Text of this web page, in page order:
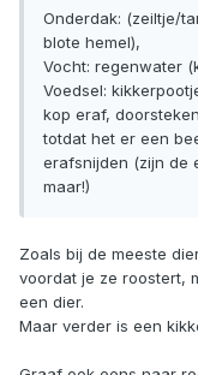
Onderdak: (zeiltje/
blote hemel),
Vocht: regenwater
Voedsel:
kop eraf,
totdat het er een
erafsnijden (zijn de
maar!)
Zoals bij de meeste
voordat je ze roostert,
een dier.
Maar verder is een